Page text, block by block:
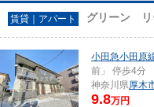
賃貸｜アパート グリーン リ
小田急小田原
前」 停歩4分
神奈川県厚木
9.8万円